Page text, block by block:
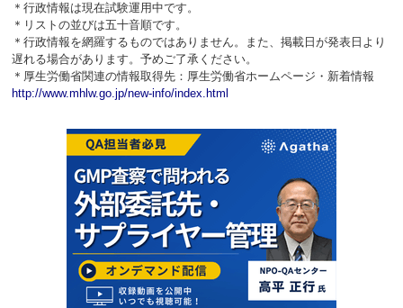
＊行政情報は現在試験運用中です。
＊リストの並びは五十音順です。
＊行政情報を網羅するものではありません。また、掲載日が発表日より
遅れる場合があります。予めご了承ください。
＊厚生労働省関連の情報取得先：厚生労働省ホームページ・新着情報
http://www.mhlw.go.jp/new-info/index.html